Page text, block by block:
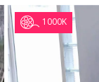
1000K